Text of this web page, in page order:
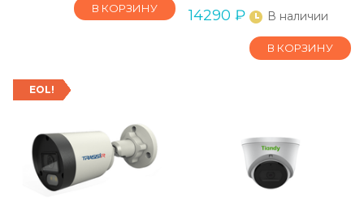
В КОРЗИНУ 14290 ₽ В наличии
В КОРЗИНУ
EOL!